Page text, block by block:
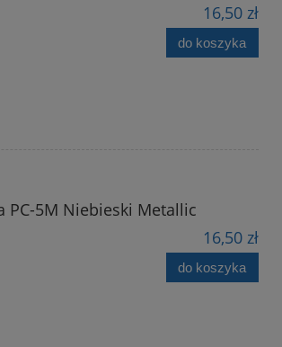
16,50 zł
do koszyka
PC-5M Niebieski Metallic
16,50 zł
do koszyka